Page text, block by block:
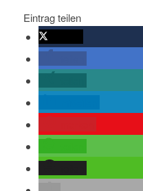
Eintrag teilen